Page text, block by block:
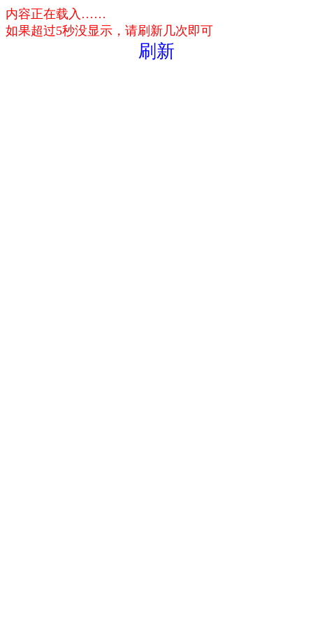
内容正在载入……
如果超过5秒没显示，请刷新几次即可
刷新